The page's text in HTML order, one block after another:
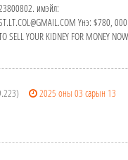
имэйл:
Yнэ: $780,
SELL YOUR KIDNEY FOR MONEY
2025 оны 03 сарын 13